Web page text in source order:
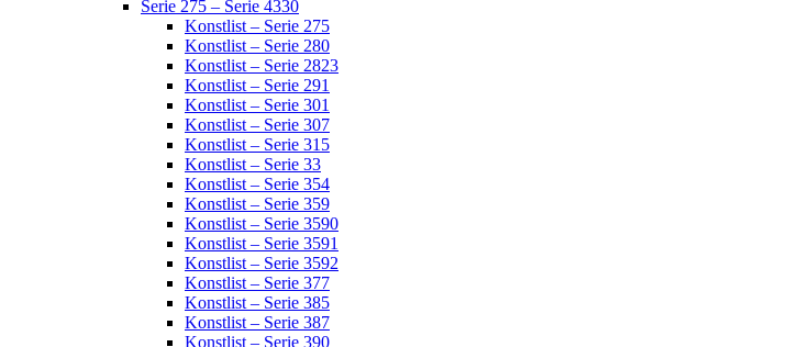
Serie 275 – Serie 4330
Konstlist – Serie 275
Konstlist – Serie 280
Konstlist – Serie 2823
Konstlist – Serie 291
Konstlist – Serie 301
Konstlist – Serie 307
Konstlist – Serie 315
Konstlist – Serie 33
Konstlist – Serie 354
Konstlist – Serie 359
Konstlist – Serie 3590
Konstlist – Serie 3591
Konstlist – Serie 3592
Konstlist – Serie 377
Konstlist – Serie 385
Konstlist – Serie 387
Konstlist – Serie 390